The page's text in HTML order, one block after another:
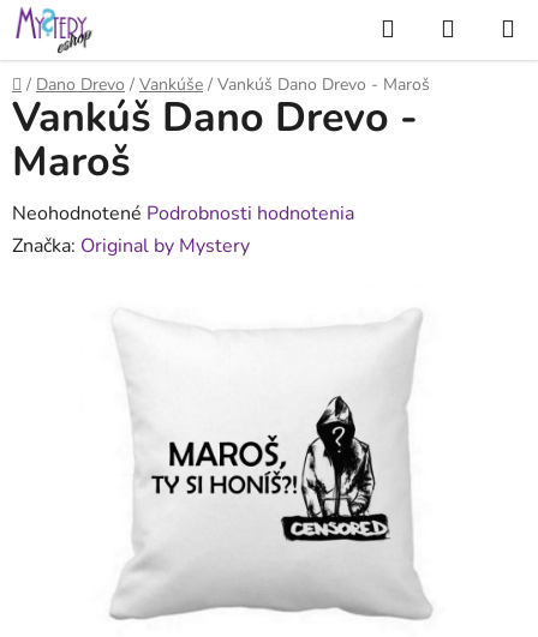
Prejsť
na
obsah
Hľadať
KOŠÍK
Domov
/ Dano Drevo / Vankúše / Vankúš Dano Drevo - Maroš
Vankúš Dano Drevo -
Maroš
Priemerné
hodnotenie
Neohodnotené Podrobnosti hodnotenia
Značka: Original by Mystery